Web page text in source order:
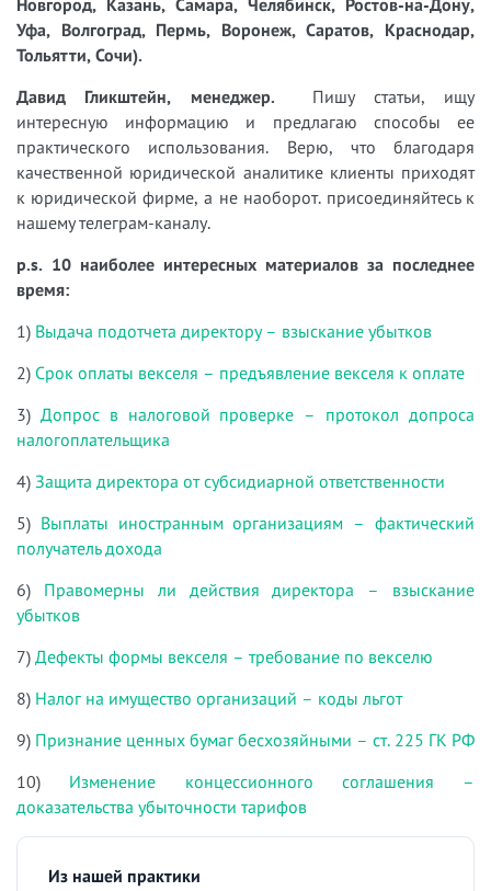
Уфа, Волгоград, Пермь, Воронеж, Саратов, Краснодар,
Тольятти, Сочи).
Давид Гликштейн, менеджер. Пишу статьи, ищу
интересную информацию и предлагаю способы ее
практического использования. Верю, что благодаря
качественной юридической аналитике клиенты приходят
к юридической фирме, а не наоборот. присоединяйтесь к
нашему телеграм-каналу.
p.s. 10 наиболее интересных материалов за последнее
время:
1) Выдача подотчета директору – взыскание убытков
2) Срок оплаты векселя – предъявление векселя к оплате
3) Допрос в налоговой проверке – протокол допроса
налогоплательщика
4) Защита директора от субсидиарной ответственности
5) Выплаты иностранным организациям – фактический
получатель дохода
6) Правомерны ли действия директора – взыскание
убытков
7) Дефекты формы векселя – требование по векселю
8) Налог на имущество организаций – коды льгот
9) Признание ценных бумаг бесхозяйными – ст. 225 ГК РФ
10) Изменение концессионного соглашения –
доказательства убыточности тарифов
Из нашей практики